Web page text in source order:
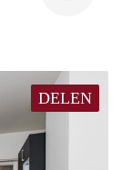
DELEN